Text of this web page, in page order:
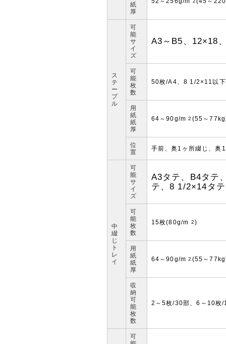
紙
厚
ス
テ
ー
プ
ル
可
能
サ
イ
ズ
A3～B5、12×18
可
能
枚
数
50枚/A4、8 1/2×11以
用
紙
紙
厚
64～90g/m2 (55～
位
置
手前、奥1ヶ所綴じ、奥
中
綴
じ
ト
レ
イ
可
能
サ
イ
ズ
A3タテ、B4タテ
テ、8 1/2×14タ
可
能
枚
数
15枚(80g/m 2)
用
紙
紙
厚
64～90g/m2 (55～
収
納
可
能
枚
数
2～5枚/30部、6～10枚
可